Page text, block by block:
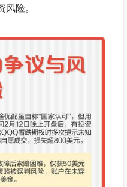
风险。